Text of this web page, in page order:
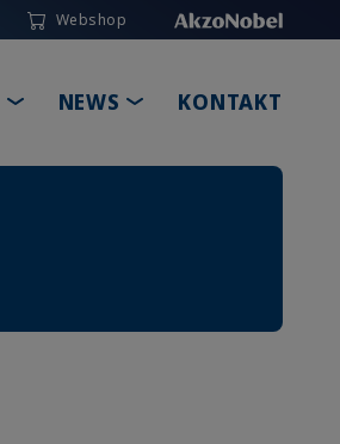
Webshop
TOGGLE DROPDOWN
NEWS TOGGLEKONTAKT